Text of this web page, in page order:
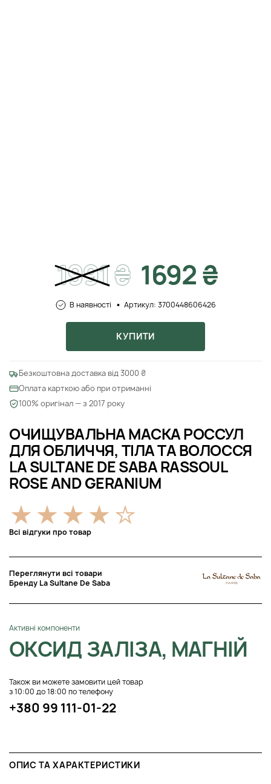
ОЧИЩУВАЛЬНА МАСКА РОССУЛ
ДЛЯ ОБЛИЧЧЯ, ТІЛА ТА ВОЛОССЯ
LA SULTANE DE SABA RASSOUL
ROSE AND GERANIUM
Всі відгуки про товар
Переглянути всі товари
Бренду La Sultane De Saba
Активні компоненти
ОКСИД ЗАЛІЗА, МАГНІЙ
Також ви можете замовити цей товар
з 10:00 до 18:00 по телефону
+380 99 111-01-22
1991₴ 1692 ₴
В наявності Артикул: 3700448606426
КУПИТИ
Безкоштовна доставка від 3000 ₴
Оплата карткою або при отриманні
100% оригінал — з 2017 року
ОПИС ТА ХАРАКТЕРИСТИКИ